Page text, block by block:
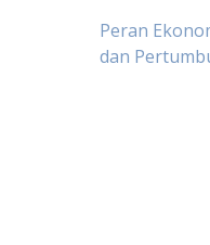
Post
Peran
dan